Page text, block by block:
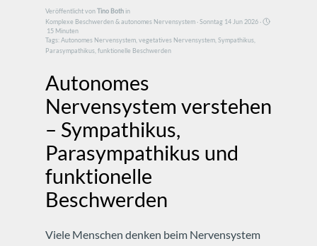
Veröffentlicht vonTino Both in
Komplexe Beschwerden & autonomes Nervensystem· Sonntag 14 Jun 2026 ·
15 Minuten
Tags:Autonomes Nervensystem vegetatives Nervensystem Sympathikus
Parasympathikus funktionelle Beschwerden
Autonomes
Nervensystem verstehen
– Sympathikus,
Parasympathikus und
funktionelle
Beschwerden
Viele Menschen denken beim Nervensystem